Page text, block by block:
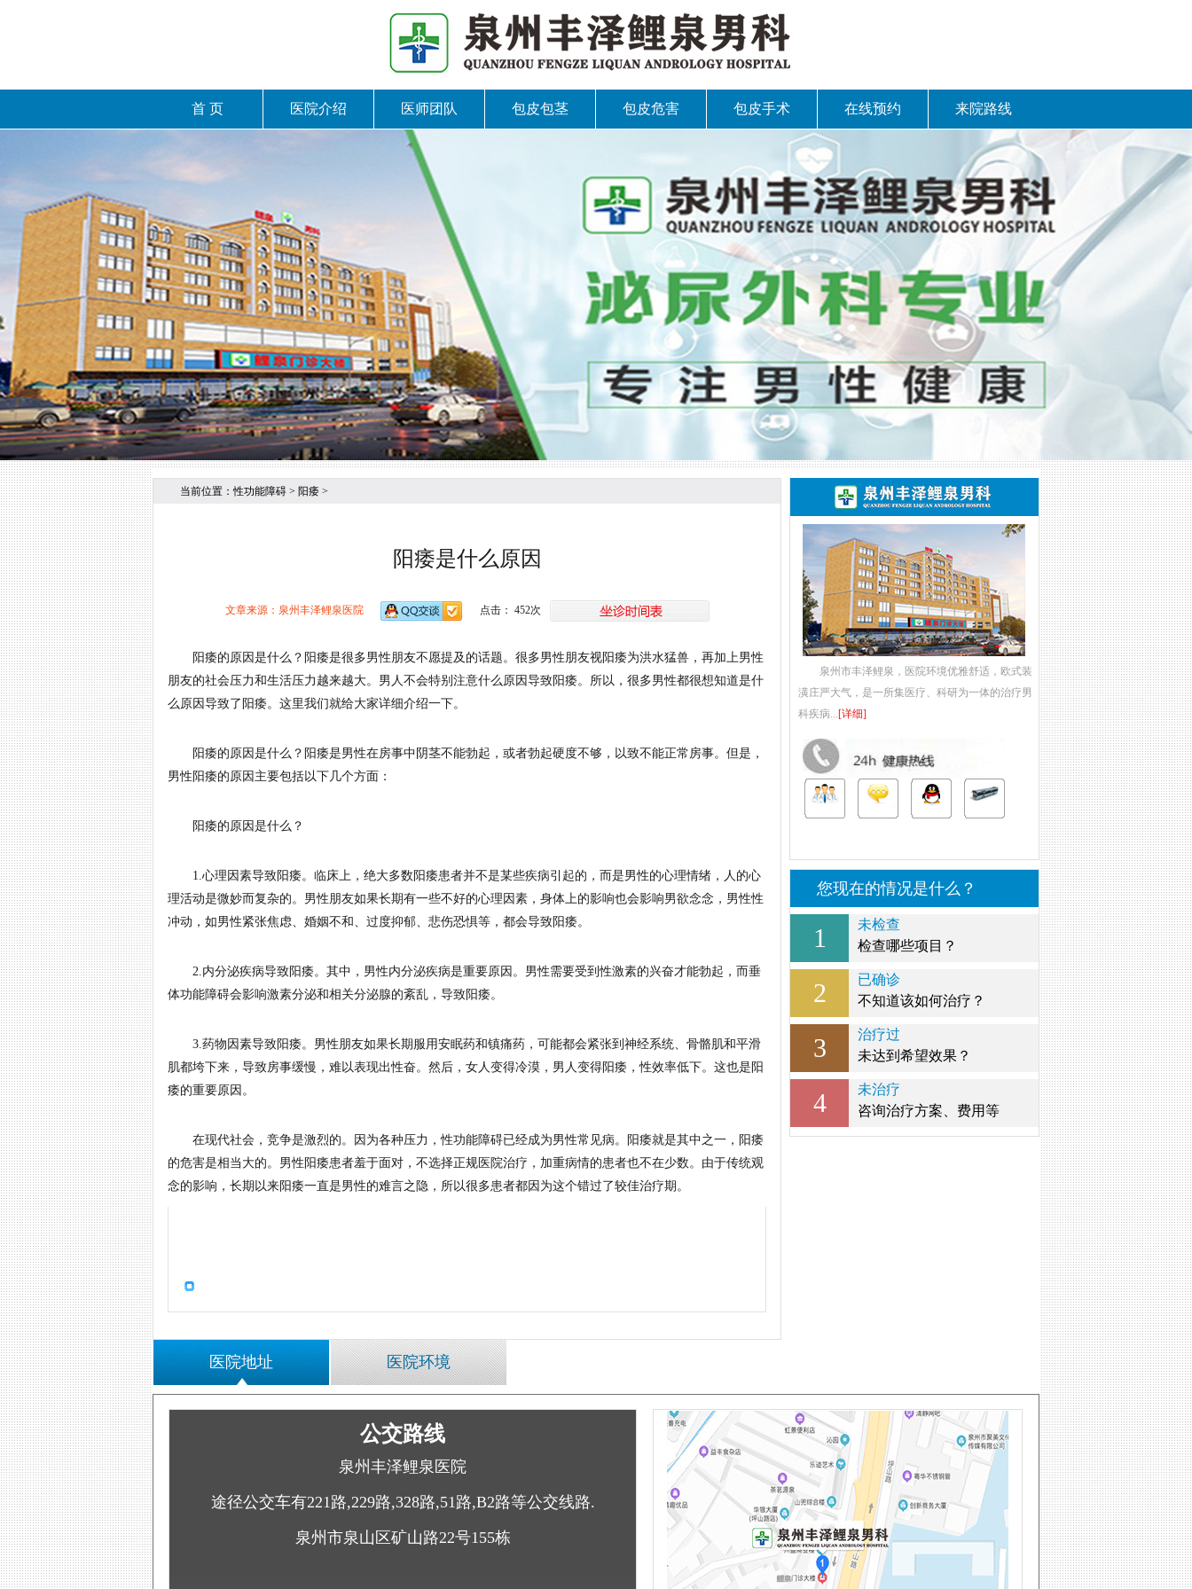
首 页 医院介绍 医师团队 包皮包茎 包皮危害 包皮手术 在线预约 来院路线
当前位置：性功能障碍 > 阳痿 >
阳痿是什么原因
文章来源：泉州丰泽鲤泉医院 点击： 452次
阳痿的原因是什么？阳痿是很多男性朋友不愿提及的话题。很多男性朋友视阳痿为洪水猛兽，再加上男性
朋友的社会压力和生活压力越来越大。男人不会特别注意什么原因导致阳痿。所以，很多男性都很想知道是什
么原因导致了阳痿。这里我们就给大家详细介绍一下。
阳痿的原因是什么？阳痿是男性在房事中阴茎不能勃起，或者勃起硬度不够，以致不能正常房事。但是，
男性阳痿的原因主要包括以下几个方面：
阳痿的原因是什么？
1.心理因素导致阳痿。临床上，绝大多数阳痿患者并不是某些疾病引起的，而是男性的心理情绪，人的心
理活动是微妙而复杂的。男性朋友如果长期有一些不好的心理因素，身体上的影响也会影响男欲念念，男性性
冲动，如男性紧张焦虑、婚姻不和、过度抑郁、悲伤恐惧等，都会导致阳痿。
2.内分泌疾病导致阳痿。其中，男性内分泌疾病是重要原因。男性需要受到性激素的兴奋才能勃起，而垂
体功能障碍会影响激素分泌和相关分泌腺的紊乱，导致阳痿。
3.药物因素导致阳痿。男性朋友如果长期服用安眠药和镇痛药，可能都会紧张到神经系统、骨骼肌和平滑
肌都垮下来，导致房事缓慢，难以表现出性奋。然后，女人变得冷漠，男人变得阳痿，性效率低下。这也是阳
痿的重要原因。
在现代社会，竞争是激烈的。因为各种压力，性功能障碍已经成为男性常见病。阳痿就是其中之一，阳痿
的危害是相当大的。男性阳痿患者羞于面对，不选择正规医院治疗，加重病情的患者也不在少数。由于传统观
念的影响，长期以来阳痿一直是男性的难言之隐，所以很多患者都因为这个错过了较佳治疗期。
泉州市丰泽鲤泉，医院环境优雅舒适，欧式装
潢庄严大气，是一所集医疗、科研为一体的治疗男
科疾病...[详细]
您现在的情况是什么？
1
未检查
检查哪些项目？
2
已确诊
不知道该如何治疗？
3
治疗过
未达到希望效果？
4
未治疗
咨询治疗方案、费用等
医院地址 医院环境
公交路线
泉州丰泽鲤泉医院
途径公交车有221路,229路,328路,51路,B2路等公交线路.
泉州市泉山区矿山路22号155栋